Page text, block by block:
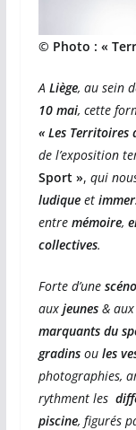
© Photo : «
ALiège, au sein
10 mai, cette
« Les Territoires
de l’exposition
Sport », qui
ludiqueet
entre mémoire,
collectives.
Forte d’une
aux jeunes& aux
marquants du
gradinsou les
photographies,
rythment les
piscine, figurés